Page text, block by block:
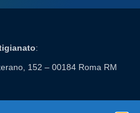
:
152 – 00184 Roma RM